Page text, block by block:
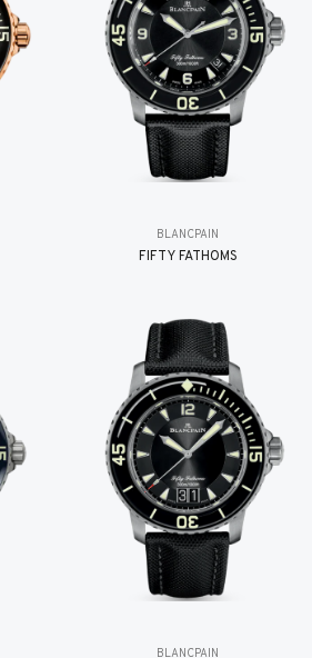
BLANCPAIN
FIFTY FATHOMS
BLANCPAIN